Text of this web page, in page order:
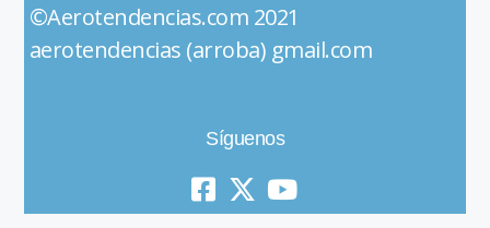
©Aerotendencias.com 2021
aerotendencias (arroba) gmail.com
Síguenos